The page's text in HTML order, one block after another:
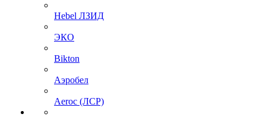
Hebel ЛЗИД
ЭКО
Bikton
Аэробел
Aeroc (ЛСР)